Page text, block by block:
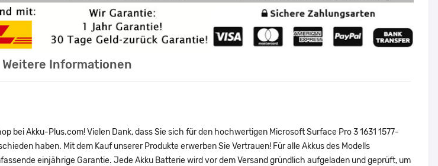
Weitere Informationen
bei Akku-Plus.com! Vielen Dank, dass Sie sich für den hochwertigen Microsoft Surface Pro 3 1631 1577-
haben. Mit dem Kauf unserer Produkte erwerben Sie Vertrauen! Für alle Akkus des Modells
einjährige Garantie. Jede Akku Batterie wird vor dem Versand gründlich aufgeladen und geprüft, um